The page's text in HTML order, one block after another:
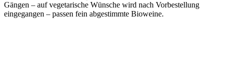
Gängen – auf vegetarische Wünsche wird nach Vorbestellung
eingegangen – passen fein abgestimmte Bioweine.